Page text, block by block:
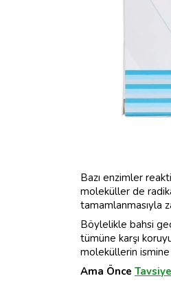
Bazı enzimler
moleküller de
tamamlanmasıyla
Böylelikle bahsi
tümüne karşı
moleküllerin
Ama Önce